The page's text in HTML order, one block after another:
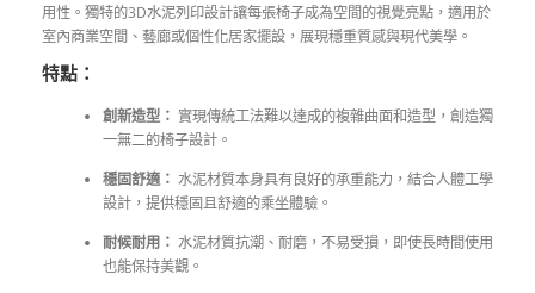
用性。獨特的3D水泥列印設計讓每張椅子成為空間的視覺亮點，適用於
室內商業空間、藝廊或個性化居家擺設，展現穩重質感與現代美學。
特點：
創新造型： 實現傳統工法難以達成的複雜曲面和造型，創造獨
一無二的椅子設計。
穩固舒適： 水泥材質本身具有良好的承重能力，結合人體工學
設計，提供穩固且舒適的乘坐體驗。
耐候耐用： 水泥材質抗潮、耐磨，不易受損，即使長時間使用
也能保持美觀。